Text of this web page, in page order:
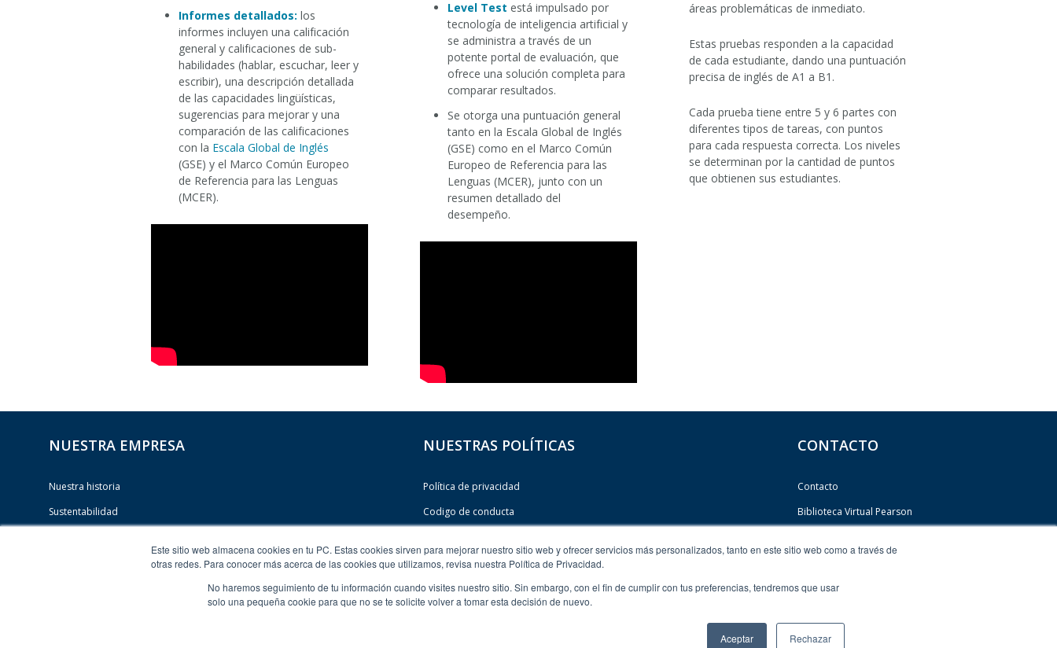
Este sitio web almacena cookies en tu PC. Estas cookies sirven para mejorar nuestro sitio web y ofrecer servicios más personalizados, tanto en este sitio web como a través de
otras redes. Para conocer más acerca de las cookies que utilizamos, revisa nuestra Política de Privacidad.
No haremos seguimiento de tu información cuando visites nuestro sitio. Sin embargo, con el fin de cumplir con tus preferencias, tendremos que usar
solo una pequeña cookie para que no se te solicite volver a tomar esta decisión de nuevo.
Aceptar Rechazar
Informes detallados: los
informes incluyen una calificación
general y calificaciones de sub-
habilidades (hablar, escuchar, leer y
escribir), una descripción detallada
de las capacidades lingüísticas,
sugerencias para mejorar y una
comparación de las calificaciones
con la Escala Global de Inglés
(GSE) y el Marco Común Europeo
de Referencia para las Lenguas
(MCER).
Level Test está impulsado por
tecnología de inteligencia artificial y
se administra a través de un
potente portal de evaluación, que
ofrece una solución completa para
comparar resultados.
Se otorga una puntuación general
tanto en la Escala Global de Inglés
(GSE) como en el Marco Común
Europeo de Referencia para las
Lenguas (MCER), junto con un
resumen detallado del
desempeño.
áreas problemáticas de inmediato.
Estas pruebas responden a la capacidad
de cada estudiante, dando una puntuación
precisa de inglés de A1 a B1.
Cada prueba tiene entre 5 y 6 partes con
diferentes tipos de tareas, con puntos
para cada respuesta correcta. Los niveles
se determinan por la cantidad de puntos
que obtienen sus estudiantes.
NUESTRA EMPRESA
Nuestra historia
Sustentabilidad
NUESTRAS POLÍTICAS
Política de privacidad
Codigo de conducta
Código de conducta de socios comerciales
CONTACTO
Contacto
Biblioteca Virtual Pearson